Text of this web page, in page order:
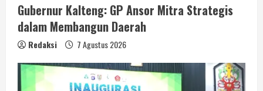
Gubernur Kalteng: GP Ansor Mitra Strategis
dalam Membangun Daerah
Redaksi 7 Agustus 2026